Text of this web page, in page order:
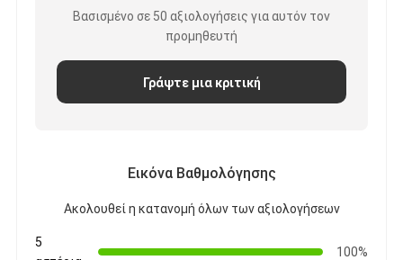
Βασισμένο σε 50 αξιολογήσεις για αυτόν τον
προμηθευτή
Γράψτε μια κριτική
Εικόνα Βαθμολόγησης
Ακολουθεί η κατανομή όλων των αξιολογήσεων
5
100%